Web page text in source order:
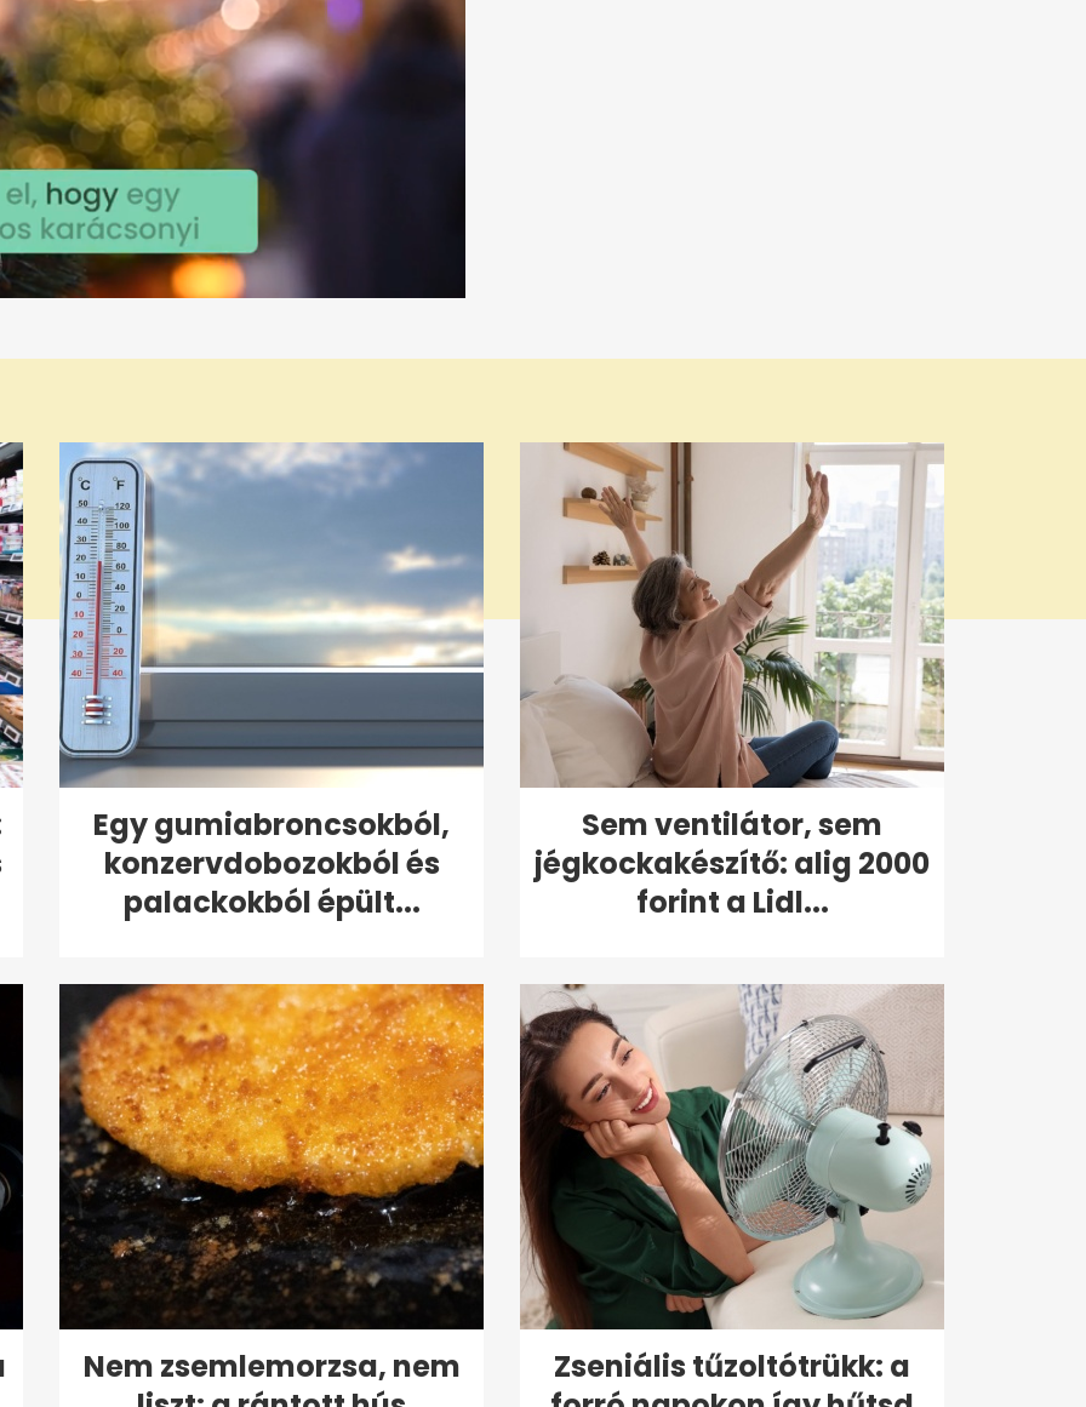
Egy gumiabroncsokból,
konzervdobozokból és
palackokból épült...
Sem ventilátor, sem
jégkockakészítő: alig 2000
forint a Lidl...
Nem zsemlemorzsa, nem
Zseniális tűzoltótrükk: a